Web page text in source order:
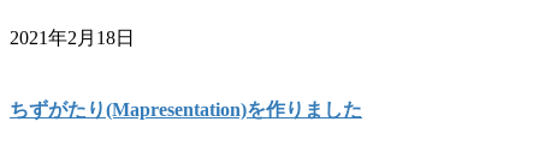
2021年2月18日
ちずがたり(Mapresentation)を作りました